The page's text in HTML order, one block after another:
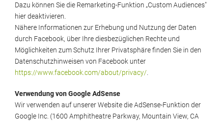
Dazu können Sie die Remarketing-Funktion „Custom Audiences"
hier deaktivieren.
Nähere Informationen zur Erhebung und Nutzung der Daten
durch Facebook, über Ihre diesbezüglichen Rechte und
Möglichkeiten zum Schutz Ihrer Privatsphäre finden Sie in den
Datenschutzhinweisen von Facebook unter
https://www.facebook.com/about/privacy/.
Verwendung von Google AdSense
Wir verwenden auf unserer Website die AdSense-Funktion der
Google Inc. (1600 Amphitheatre Parkway, Mountain View, CA